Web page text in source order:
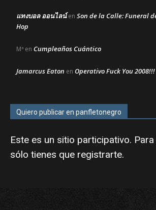
แทงบอล ออนไลน์en Son de la Calle: Funeral
Hop
Mª en Cumpleaños Cuántico
Jamarcus Eaton en Operativo Fuck You 2008!!!
Quiero publicar en panfletonegro
Este es un sitio participativo.
sólo tienes que registrarte.